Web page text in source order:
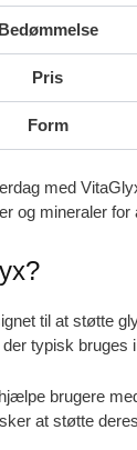
Bedømmelse
Pris
Form
med
og mineraler
til at støtte
typisk
brugere
at støtte